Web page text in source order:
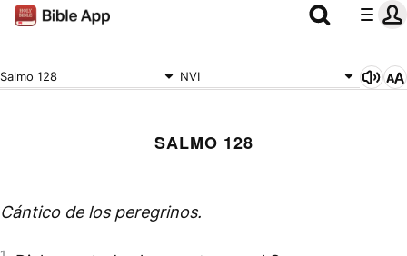
Salmo 128 NVI
SALMO 128
Cántico de los peregrinos.